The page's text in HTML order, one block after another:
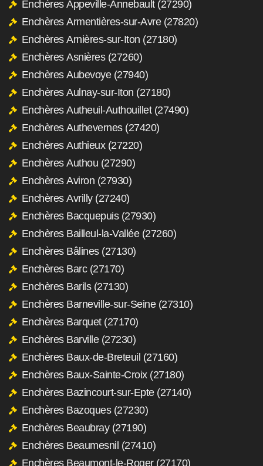
Enchères Appeville-Annebault (27290)
Enchères Armentières-sur-Avre (27820)
Enchères Arnières-sur-Iton (27180)
Enchères Asnières (27260)
Enchères Aubevoye (27940)
Enchères Aulnay-sur-Iton (27180)
Enchères Autheuil-Authouillet (27490)
Enchères Authevernes (27420)
Enchères Authieux (27220)
Enchères Authou (27290)
Enchères Aviron (27930)
Enchères Avrilly (27240)
Enchères Bacquepuis (27930)
Enchères Bailleul-la-Vallée (27260)
Enchères Bâlines (27130)
Enchères Barc (27170)
Enchères Barils (27130)
Enchères Barneville-sur-Seine (27310)
Enchères Barquet (27170)
Enchères Barville (27230)
Enchères Baux-de-Breteuil (27160)
Enchères Baux-Sainte-Croix (27180)
Enchères Bazincourt-sur-Epte (27140)
Enchères Bazoques (27230)
Enchères Beaubray (27190)
Enchères Beaumesnil (27410)
Enchères Beaumont-le-Roger (27170)